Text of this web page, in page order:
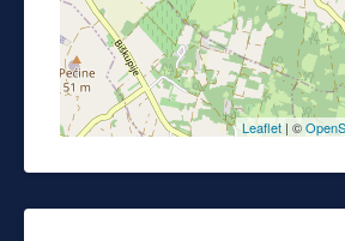
Leaflet | ©